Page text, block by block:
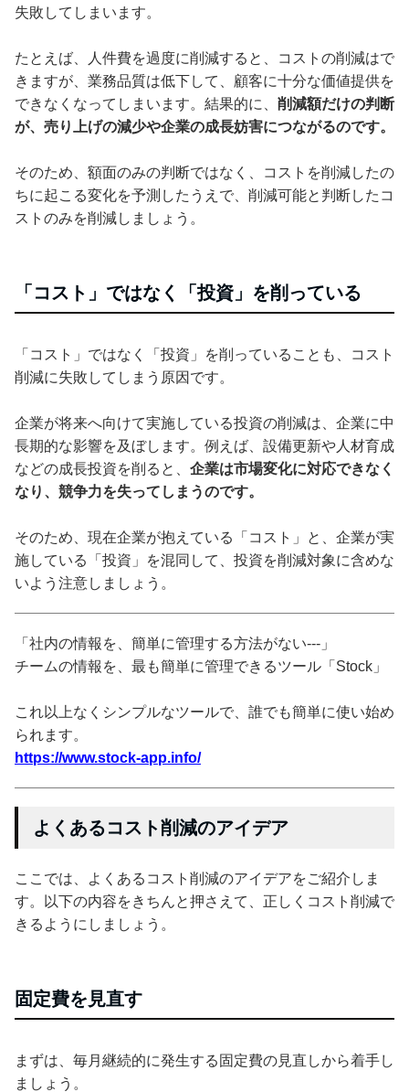
失敗してしまいます。
たとえば、人件費を過度に削減すると、コストの削減はで
きますが、業務品質は低下して、顧客に十分な価値提供を
できなくなってしまいます。結果的に、 削減額だけの判断
が、売り上げの減少や企業の成長妨害につながるのです。
そのため、額面のみの判断ではなく、コストを削減したの
ちに起こる変化を予測したうえで、削減可能と判断したコ
ストのみを削減しましょう。
「コスト」ではなく「投資」を削っている
「コスト」ではなく「投資」を削っていることも、コスト
削減に失敗してしまう原因です。
企業が将来へ向けて実施している投資の削減は、企業に中
長期的な影響を及ぼします。例えば、設備更新や人材育成
などの成長投資を削ると、 企業は市場変化に対応できなく
なり、競争力を失ってしまうのです。
そのため、現在企業が抱えている「コスト」と、企業が実
施している「投資」を混同して、投資を削減対象に含めな
いよう注意しましょう。
「社内の情報を、簡単に管理する方法がない---」
チームの情報を、最も簡単に管理できるツール「Stock」
これ以上なくシンプルなツールで、誰でも簡単に使い始め
られます。
https://www.stock-app.info/
よくあるコスト削減のアイデア
ここでは、よくあるコスト削減のアイデアをご紹介しま
す。以下の内容をきちんと押さえて、正しくコスト削減で
きるようにしましょう。
固定費を見直す
まずは、毎月継続的に発生する固定費の見直しから着手し
ましょう。